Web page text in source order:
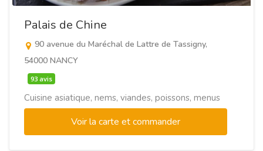
Palais de Chine
90 avenue du Maréchal de Lattre de Tassigny,
54000 NANCY
93 avis
Cuisine asiatique, nems, viandes, poissons, menus
Voir la carte et commander